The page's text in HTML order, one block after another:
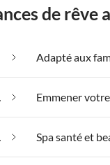
de rêve
Adapté aux
Spa santé et